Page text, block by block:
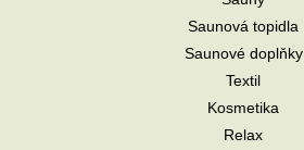
Saunová topidla
Saunové doplňky
Textil
Kosmetika
Relax